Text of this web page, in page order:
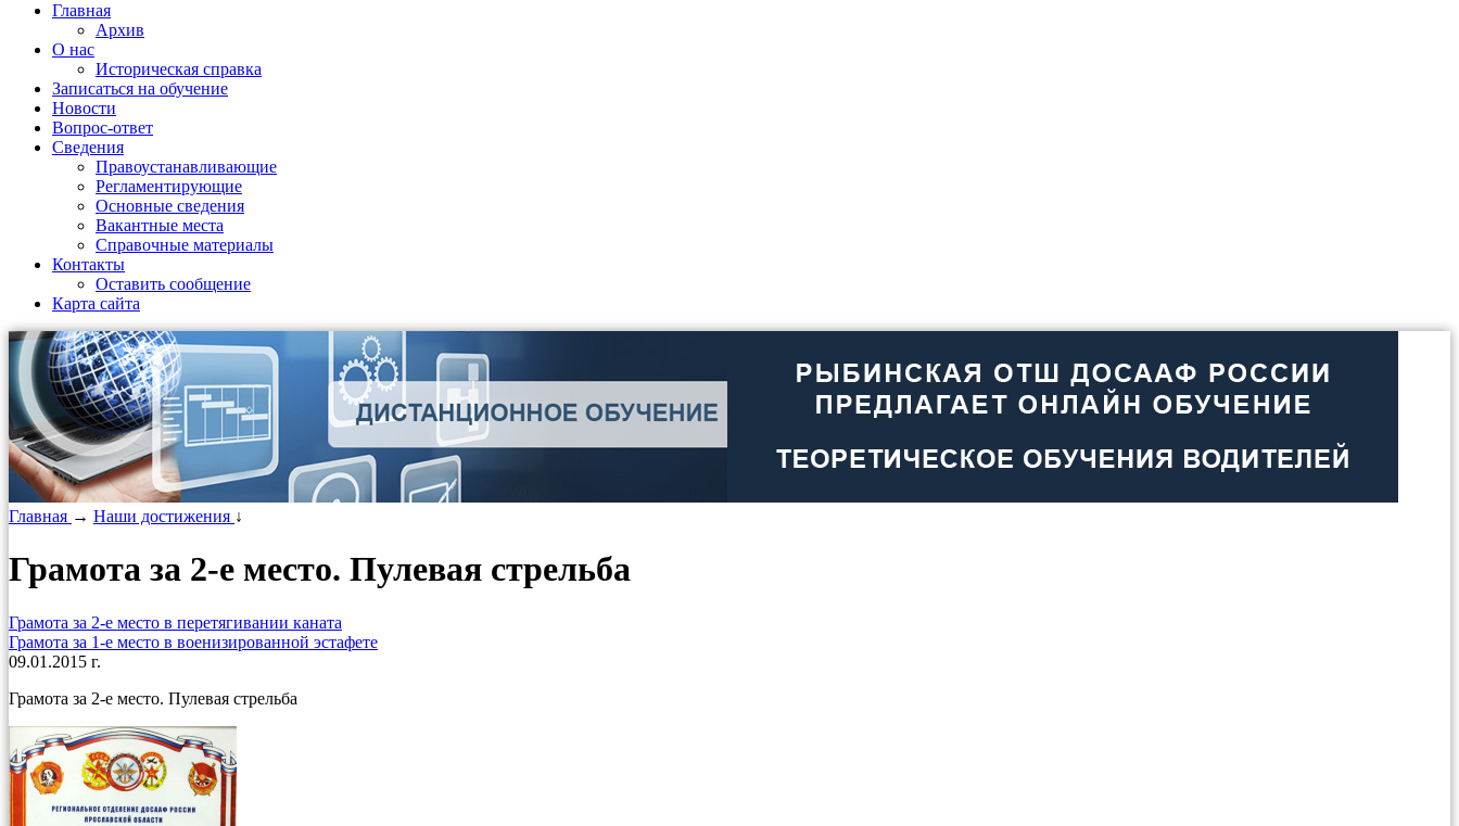
Главная
Архив
О нас
Историческая справка
Записаться на обучение
Новости
Вопрос-ответ
Сведения
Правоустанавливающие
Регламентирующие
Основные сведения
Вакантные места
Справочные материалы
Контакты
Оставить сообщение
Карта сайта
Главная → Наши достижения ↓
Грамота за 2-е место. Пулевая стрельба
Грамота за 2-е место в перетягивании каната
Грамота за 1-е место в военизированной эстафете
09.01.2015 г.
Грамота за 2-е место. Пулевая стрельба